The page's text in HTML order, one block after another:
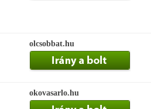
olcsobbat.hu
okovasarlo.hu